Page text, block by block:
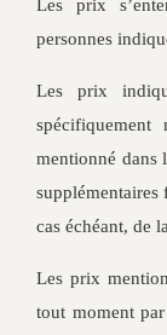
Les prix
personnes
Les prix
mentionné dans
supplémentaires
cas échéant, de
Les prix
tout moment